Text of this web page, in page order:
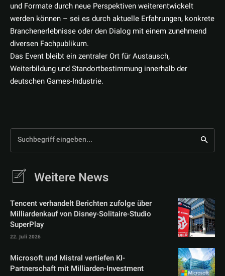
und Formate durch neue Perspektiven weiterentwickelt
werden können – sei es durch aktuelle Erfahrungen, konkrete
Branchenerlebnisse oder den Dialog mit einem zunehmend
diversen Fachpublikum.
Das Event bleibt ein zentraler Ort für Austausch,
Weiterbildung und Standortbestimmung innerhalb der
deutschen Games-Industrie.
Suchbegriff eingeben...
Weitere News
Tencent verhandelt Berichten zufolge über
Milliardenkauf von Disney-Solitaire-Studio
SuperPlay
22. Juli 2026
Microsoft und Mistral vertiefen KI-
Partnerschaft mit Milliarden-Investment